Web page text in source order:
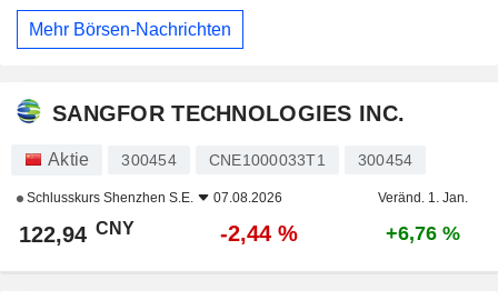
Mehr Börsen-Nachrichten
SANGFOR TECHNOLOGIES INC.
Aktie 300454 CNE1000033T1 300454
Schlusskurs Shenzhen S.E. 07.08.2026 Veränd. 1. Jan.
122,94 CNY -2,44 % +6,76 %